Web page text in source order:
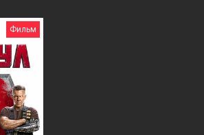
Фильм